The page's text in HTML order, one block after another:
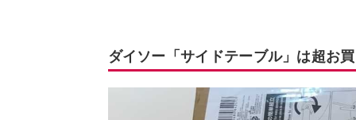
ダイソー「サイドテーブル」は超お